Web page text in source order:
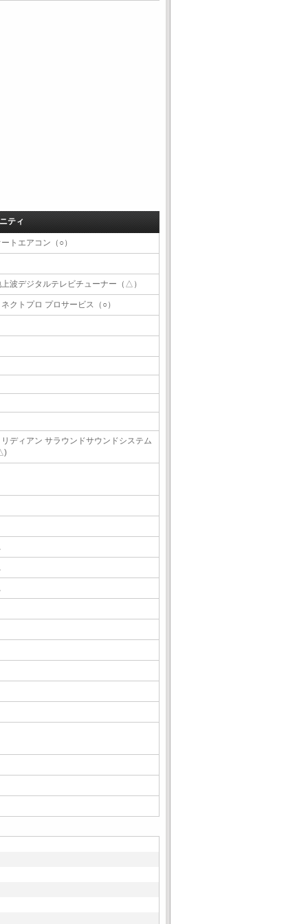
ティ
トエアコン（○）
波デジタルテレビチューナー（△）
クトプロ プロサービス（○）
ディアン サラウンドサウンドシステム